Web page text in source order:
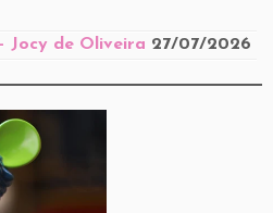
Jocy de Oliveira 27/07/2026